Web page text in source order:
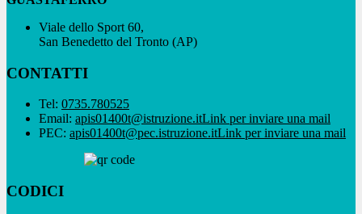
Viale dello Sport 60,
San Benedetto del Tronto (AP)
CONTATTI
Tel: 0735.780525
Email: apis01400t@istruzione.itLink per inviare una mail
PEC: apis01400t@pec.istruzione.itLink per inviare una mail
CODICI